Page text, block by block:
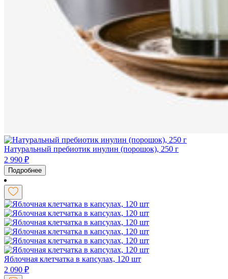
Натуральный пребиотик инулин (порошок), 250 г
2 990 ₽
Подробнее
Яблочная клетчатка в капсулах, 120 шт
2 090 ₽